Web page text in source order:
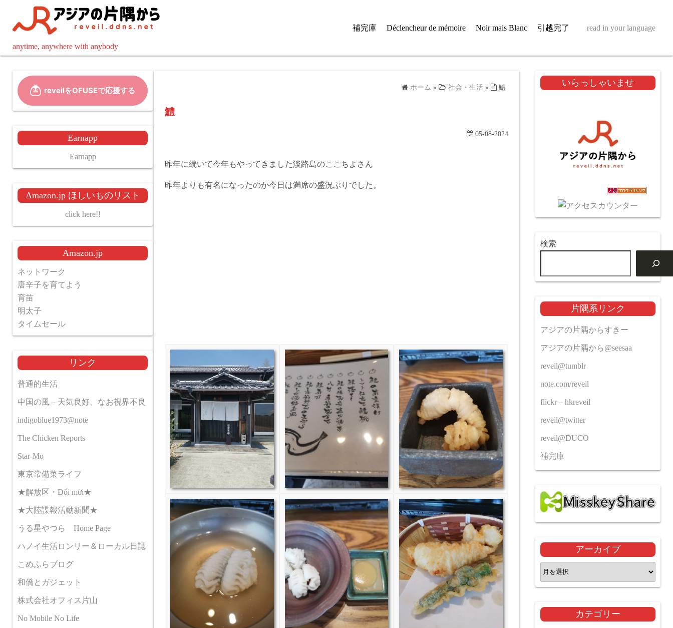
ツ
anytime, anywhere with anybody
補完庫 Déclencheur de mémoire Noir mais Blanc 引越完了 read in your language
ホーム » 社会・生活 » 鱧
鱧
05-08-2024
昨年に続いて今年もやってきました淡路島のここちよさん
昨年よりも有名になったのか今日は満席の盛況ぶりでした。
Earnapp
Earnapp
Amazon.jp ほしいものリスト
click here!!
Amazon.jp
ネットワーク
唐辛子を育てよう
育苗
明太子
タイムセール
リンク
普通的生活
中国の風 – 天気良好、なお視界不良
indigoblue1973@note
The Chicken Reports
Star-Mo
東京常備菜ライフ
★解放区・Đổi mới★
★大陸諜報活動新聞★
うる星やつら Home Page
ハノイ生活ロンリー＆ローカル日誌
こめふらブログ
和僑とガジェット
株式会社オフィス片山
No Mobile No Life
いらっしゃいませ
検索
片隅系リンク
アジアの片隅からすきー
アジアの片隅から@seesaa
reveil@tumblr
note.com/reveil
flickr – hkreveil
reveil@twitter
reveil@DUCO
補完庫
アーカイブ
ア
ー
イ
ブ
カテゴリー